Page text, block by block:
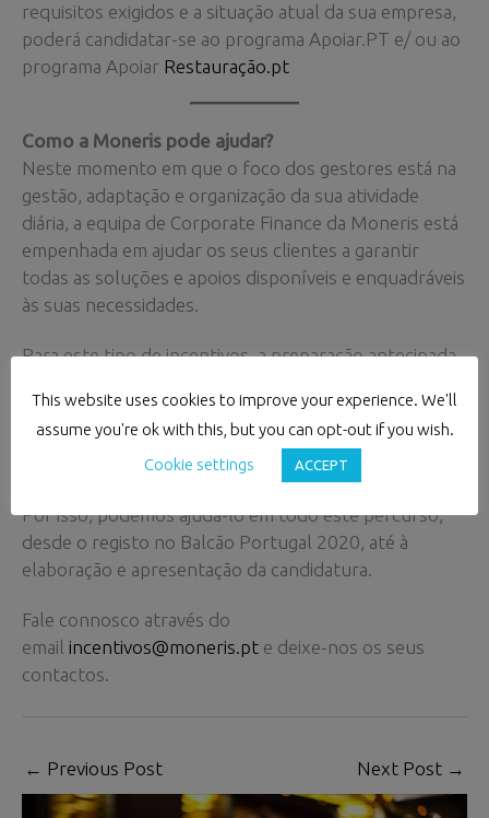
requisitos exigidos e a situação atual da sua empresa,
poderá candidatar-se ao programa Apoiar.PT e/ ou ao
programa Apoiar Restauração.pt
Como a Moneris pode ajudar?
Neste momento em que o foco dos gestores está na
gestão, adaptação e organização da sua atividade
diária, a equipa de Corporate Finance da Moneris está
empenhada em ajudar os seus clientes a garantir
todas as soluções e apoios disponíveis e enquadráveis
às suas necessidades.
Para este tipo de incentivos, a preparação antecipada
pois trata-se muitas vezes de fundos limitados e
disponibilizados por ordem de entrada das
Por isso, podemos ajudá-lo em todo este percurso,
desde o registo no Balcão Portugal 2020, até à
elaboração e apresentação da candidatura.
Fale connosco através do
email incentivos@moneris.pt e deixe-nos os seus
contactos.
← Previous Post Next Post →
This website uses cookies to improve your experience. We'll
assume you're ok with this, but you can opt-out if you wish.
Cookie settings
ACCEPT